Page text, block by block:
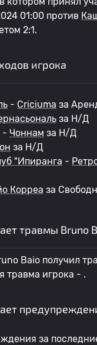
01:00 против
2:1.
игрока
- Criciuma за
за Н/Д
- Чоннам за Н/Д
за Н/Д
"Ипиранга -
Корреа за
травмы Bruno
Baio получил
травма игрока - .
за